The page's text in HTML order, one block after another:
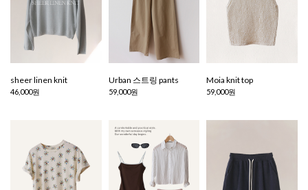
sheer linen knit
46,000원
Urban 스트링 pants
59,000원
Moia knit top
59,000원